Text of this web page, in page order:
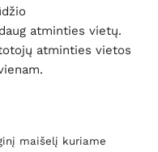
atminties vietų.
atminties vietos
maišelį kuriame